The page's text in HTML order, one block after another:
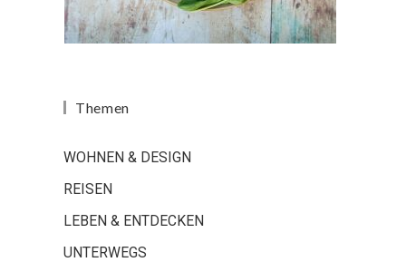
Themen
WOHNEN & DESIGN
REISEN
LEBEN & ENTDECKEN
UNTERWEGS